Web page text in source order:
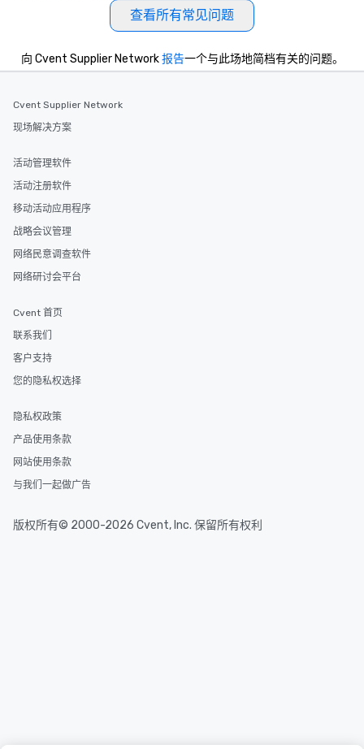
查看所有常见问题
向 Cvent Supplier Network报告一个与此场地简档有关的问题。
Cvent Supplier Network
现场解决方案
活动管理软件
活动注册软件
移动活动应用程序
战略会议管理
网络民意调查软件
网络研讨会平台
Cvent 首页
联系我们
客户支持
您的隐私权选择
隐私权政策
产品使用条款
网站使用条款
与我们一起做广告
版权所有© 2000-2026 Cvent, Inc. 保留所有权利